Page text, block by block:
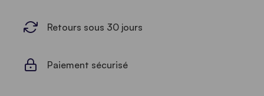
Retours sous 30 jours
Paiement sécurisé